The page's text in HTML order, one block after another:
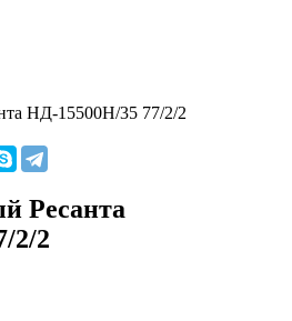
НД-15500Н/35 77/2/2
Ресанта
2/2